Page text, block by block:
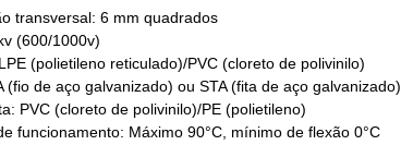
transversal: 6 mm quadrados
(600/1000v)
(polietileno reticulado)/PVC (cloreto de polivinilo)
(fio de aço galvanizado) ou STA (fita de aço galvanizado)
PVC (cloreto de polivinilo)/PE (polietileno)
funcionamento: Máximo 90°C, mínimo de flexão 0°C